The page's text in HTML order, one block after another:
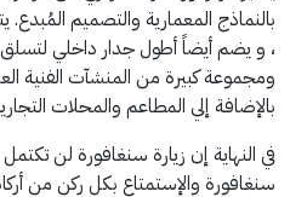
بالنماذج المعمارية والتصميم المُبدع.
، و يضم أيضاً أطول جدار داخلي لتسلق
ومجموعة كبيرة من المنشآت الفنية
بالإضافة إلي المطاعم والمحلات
في النهاية إن زيارة سنغافورة لن تكتمل
سنغافورة والإستمتاع بكل ركن من